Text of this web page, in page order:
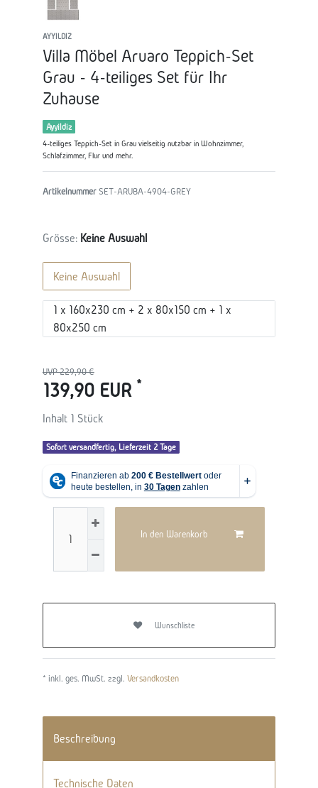
AYYILDIZ
Villa Möbel Aruaro Teppich-Set
Grau - 4-teiliges Set für Ihr
Zuhause
Ayyildiz
4-teiliges Teppich-Set in Grau vielseitig nutzbar in Wohnzimmer,
Schlafzimmer, Flur und mehr.
Artikelnummer SET-ARUBA-4904-GREY
Grösse: Keine Auswahl
Keine Auswahl
1 x 160x230 cm + 2 x 80x150 cm + 1 x
80x250 cm
UVP 229,90 €
139,90 EUR *
Inhalt 1 Stück
Sofort versandfertig, Lieferzeit 2 Tage
In den Warenkorb
Wunschliste
* inkl. ges. MwSt. zzgl. Versandkosten
Beschreibung
Technische Daten